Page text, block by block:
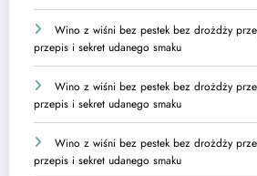
Wino z wiśni bez pestek bez drożdży
przepis i sekret udanego smaku
Wino z wiśni bez pestek bez drożdży
przepis i sekret udanego smaku
Wino z wiśni bez pestek bez drożdży
przepis i sekret udanego smaku